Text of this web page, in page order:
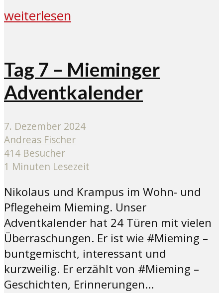
weiterlesen
Tag 7 – Mieminger
Adventkalender
7. Dezember 2024
Andreas Fischer
414 Besucher
1 Minuten Lesezeit
Nikolaus und Krampus im Wohn- und
Pflegeheim Mieming. Unser
Adventkalender hat 24 Türen mit vielen
Überraschungen. Er ist wie #Mieming –
buntgemischt, interessant und
kurzweilig. Er erzählt von #Mieming –
Geschichten, Erinnerungen...